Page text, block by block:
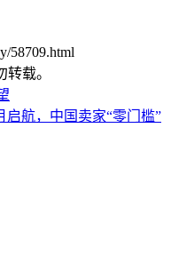
58709.html
载。
启航，中国卖家“零门槛”